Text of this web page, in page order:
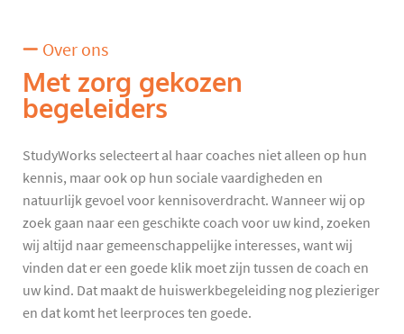
Over ons
Met zorg gekozen
begeleiders
StudyWorks selecteert al haar coaches niet alleen op hun
kennis, maar ook op hun sociale vaardigheden en
natuurlijk gevoel voor kennisoverdracht. Wanneer wij op
zoek gaan naar een geschikte coach voor uw kind, zoeken
wij altijd naar gemeenschappelijke interesses, want wij
vinden dat er een goede klik moet zijn tussen de coach en
uw kind. Dat maakt de huiswerkbegeleiding nog plezieriger
en dat komt het leerproces ten goede.